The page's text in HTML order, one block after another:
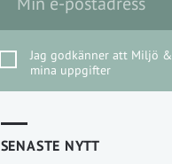
Jag godkänner att Miljö
mina uppgifter
SENASTE NYTT